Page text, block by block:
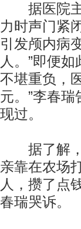
据医院主
力时声门紧
引发颅内病
人。”即便
不堪重负，
元。”李春
现过。
据了解，
亲靠在农场
人，攒了点
春瑞哭诉。